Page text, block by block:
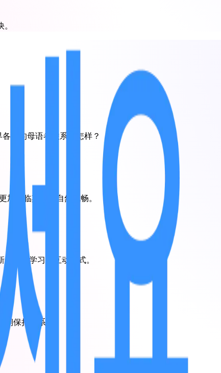
地的母语者联系会怎样？
加身临其境、自然流畅。
享、学习和互动方式。
保持联系。